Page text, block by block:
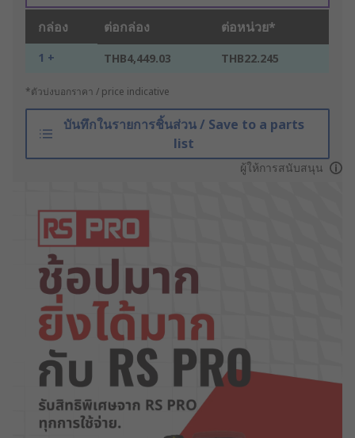
กล่อง ต่อกล่อง ต่อหน่วย*
1 + THB4,449.03 THB22.245
*ตัวบ่งบอกราคา / price indicative
บันทึกในรายการชิ้นส่วน / Save to a parts
list
ผู้ให้การสนับสนุน